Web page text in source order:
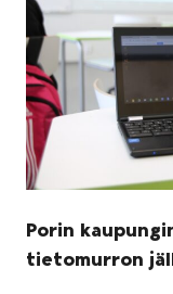
Porin
tietomurron